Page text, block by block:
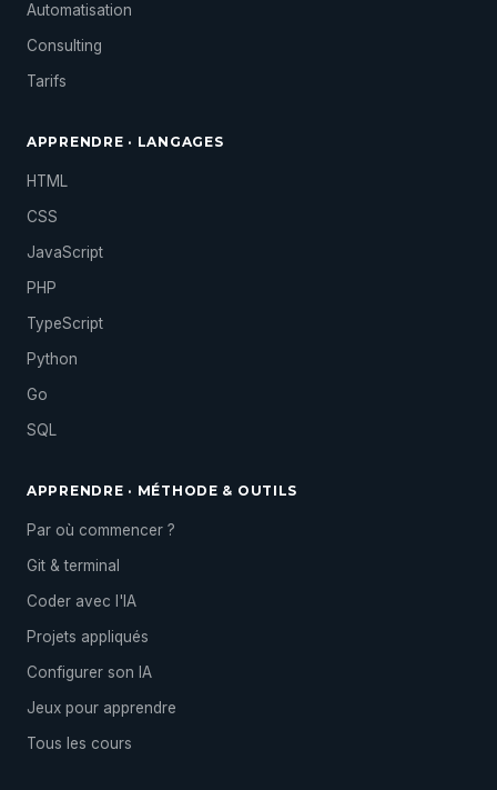
Automatisation
Consulting
Tarifs
APPRENDRE · LANGAGES
HTML
CSS
JavaScript
PHP
TypeScript
Python
Go
SQL
APPRENDRE · MÉTHODE & OUTILS
Par où commencer ?
Git & terminal
Coder avec l'IA
Projets appliqués
Configurer son IA
Jeux pour apprendre
Tous les cours